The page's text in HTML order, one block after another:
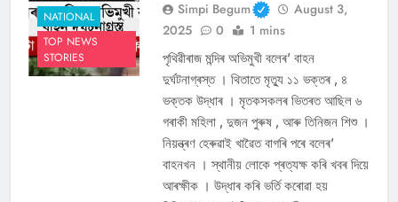
NATIONAL
TOP NEWS
STORIES
Simpi Begum
August 3,
2025
0 1 mins
পৃথিৱীৰাজ মন্দিৰ অভিমুখী বলেৰ’ বাহন
দুৰ্ঘটনাগ্ৰস্ত । থিতাতে মৃত্যু ১১ ভক্তৰ , ৪
ভক্তক উদ্ধাৰ । মৃতকসকলৰ ভিতৰত আছিল ৬
গৰাকী মহিলা , দুজন পুৰুষ , আৰু তিনিজন শিশু ।
নিয়ন্ত্ৰণ হেৰুৱাই খাৱৈত বাগৰি পৰে বলেৰ’
বাহনখন । স্থানীয় লোকে প্ৰত্যক্ষ কৰি খবৰ দিয়ে
আৰক্ষীক । উদ্ধাৰ কৰি ভৰ্তি কৰোৱা হয়